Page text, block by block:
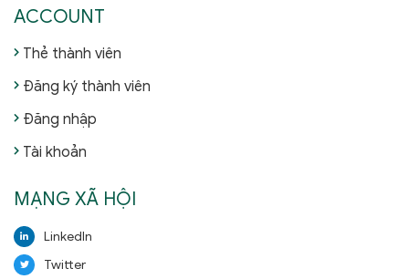
ACCOUNT
Thẻ thành viên
Đăng ký thành viên
Đăng nhập
Tài khoản
MẠNG XÃ HỘI
LinkedIn
Twitter